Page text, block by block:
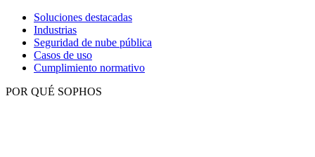
Soluciones destacadas
Industrias
Seguridad de nube pública
Casos de uso
Cumplimiento normativo
POR QUÉ SOPHOS